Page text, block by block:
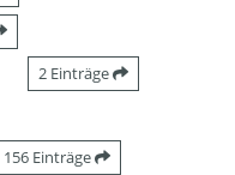
2 Einträge
156 Einträge